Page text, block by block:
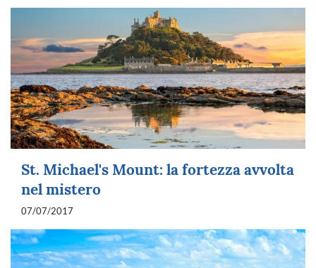
St. Michael's Mount: la fortezza avvolta
nel mistero
07/07/2017